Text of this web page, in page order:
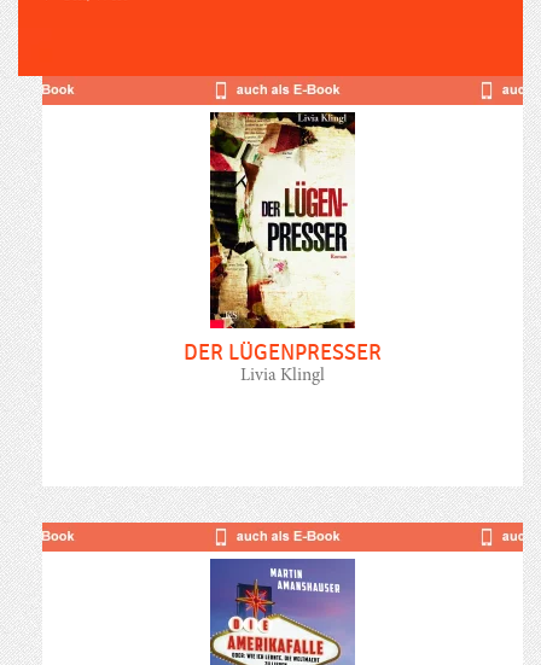
DER LÜGENPRESSER
Livia Klingl